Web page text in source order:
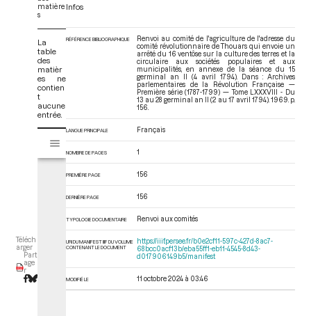
Téléch
arger
Part
age
r
matière
s
La
table
des
matièr
es ne
contien
t
aucune
entrée.
s
M
Tome LXXXVIII - Du 13 au 28 germinal an II (2 au 17 avril 1794)
Infos
RÉFÉRENCE BIBLIOGRAPHIQUE
Renvoi au comité de l'agriculture de l'adresse du
comité révolutionnaire de Thouars qui envoie un
arrêté du 16 ventôse sur la culture des terres et la
circulaire aux sociétés populaires et aux
municipalités, en annexe de la séance du 15
germinal an II (4 avril 1794). Dans : Archives
parlementaires de la Révolution Française —
Première série (1787-1799) — Tome LXXXVIII - Du
13 au 28 germinal an II (2 au 17 avril 1794). 1969. p.
156.
LANGUE PRINCIPALE Français
NOMBRE DE PAGES 1
PREMIÈRE PAGE 156
DERNIÈRE PAGE 156
TYPOLOGIE DOCUMENTAIRE Renvoi aux comités
URI DU MANIFEST IIIF DU VOLUME
CONTENANT LE DOCUMENT
https://iiif.persee.fr/b0e2cf11-597c-427d-8ac7-
68bcc0acf13b/eba55ff1-eb11-4545-8d43-
d017906149b5/manifest
MODIFIÉ LE 11 octobre 2024 à 03:46